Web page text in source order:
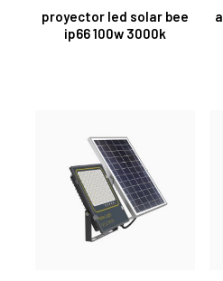
proyector led solar bee
ip66 100w 3000k